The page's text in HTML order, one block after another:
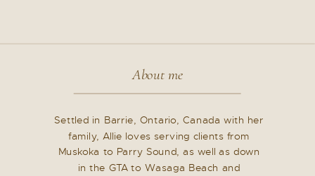
Settled in Barrie, Ontario, Canada with her
family, Allie loves serving clients from
Muskoka to Parry Sound, as well as down
in the GTA to Wasaga Beach and
About me